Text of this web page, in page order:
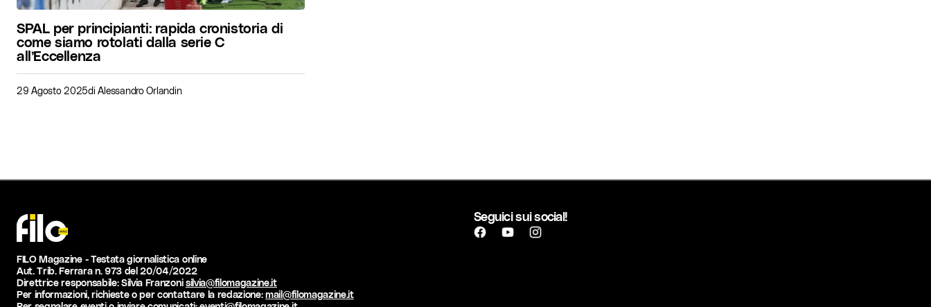
SPAL per principianti: rapida cronistoria di
come siamo rotolati dalla serie C
all’Eccellenza
29 Agosto 2025di Alessandro Orlandin
FILO Magazine - Testata giornalistica online
Aut. Trib. Ferrara n. 973 del 20/04/2022
Direttrice responsabile: Silvia Franzonisilvia@filomagazine.it
Per informazioni, richieste o per contattare la redazione:mail@filomagazine.it
Seguici sui social!